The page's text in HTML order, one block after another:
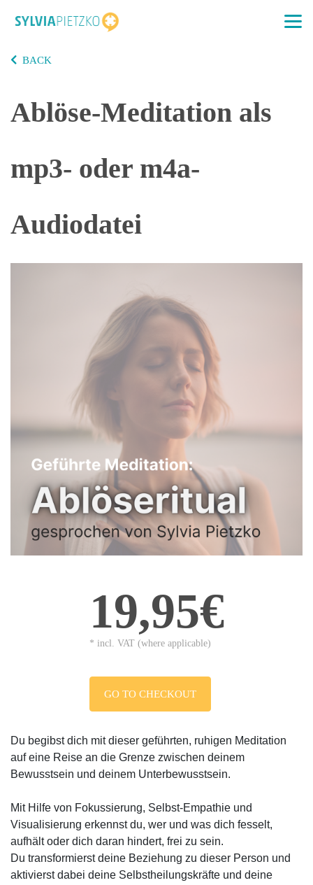
BACK
Ablöse-Meditation als
mp3- oder m4a-
Audiodatei
19,95€
* incl. VAT (where applicable)
GO TO CHECKOUT
Du begibst dich mit dieser geführten, ruhigen Meditation
auf eine Reise an die Grenze zwischen deinem
Bewusstsein und deinem Unterbewusstsein.
Mit Hilfe von Fokussierung, Selbst-Empathie und
Visualisierung erkennst du, wer und was dich fesselt,
aufhält oder dich daran hindert, frei zu sein.
Du transformierst deine Beziehung zu dieser Person und
aktivierst dabei deine Selbstheilungskräfte und deine